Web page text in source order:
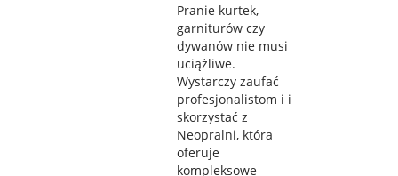
Pranie kurtek,
garniturów czy
dywanów nie musi
uciążliwe.
Wystarczy zaufać
profesjonalistom i i
skorzystać z
Neopralni, która
oferuje
kompleksowe